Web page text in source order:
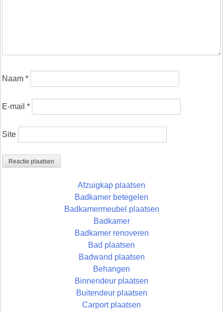
Naam *
E-mail *
Site
Afzuigkap plaatsen
Badkamer betegelen
Badkamermeubel plaatsen
Badkamer
Badkamer renoveren
Bad plaatsen
Badwand plaatsen
Behangen
Binnendeur plaatsen
Buitendeur plaatsen
Carport plaatsen